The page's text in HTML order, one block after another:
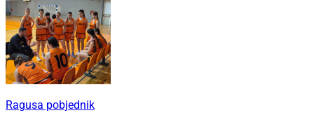
Ragusa pobjednik